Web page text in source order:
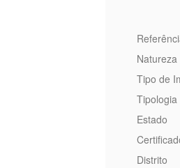
Natureza
Tipo de
Tipologia
Estado
Distrito